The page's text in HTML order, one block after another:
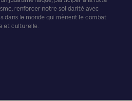
renforcer notre solidarité avec
dans le monde qui mènent le combat
et culturelle.